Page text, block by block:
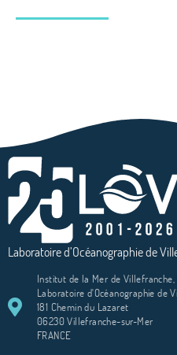
Laboratoire d’Océanographie de
Institut de la Mer de Villefranche,
Laboratoire d'Océanographie de
181 Chemin du Lazaret
06230 Villefranche-sur-Mer
FRANCE